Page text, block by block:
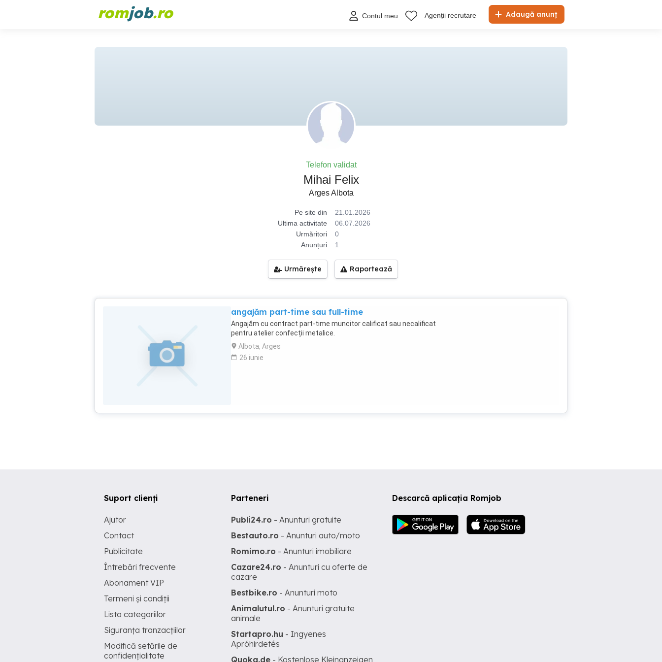
romjob.ro Adaugă anunț
Contul meu Agenții recrutare
Telefon validat
Mihai Felix
Arges Albota
Pe site din
21.01.2026
Ultima activitate
06.07.2026
Urmăritori
0
Anunțuri
1
Urmărește Raportează
angajăm part-time sau full-time
Angajăm cu contract part-time muncitor calificat sau necalificat
pentru atelier confecții metalice.
Albota, Arges
26 iunie
Descarcă aplicația Romjob
Suport clienți
Ajutor
Contact
Publicitate
Întrebări frecvente
Abonament VIP
Termeni și condiții
Lista categoriilor
Siguranța tranzacțiilor
Modifică setările de
confidențialitate
Parteneri
Publi24.ro - Anunturi gratuite
Bestauto.ro - Anunturi auto/moto
Romimo.ro - Anunturi imobiliare
Cazare24.ro - Anunturi cu oferte de
cazare
Bestbike.ro - Anunturi moto
Animalutul.ro - Anunturi gratuite
animale
Startapro.hu - Ingyenes
Apróhirdetés
Quoka.de - Kostenlose Kleinanzeigen